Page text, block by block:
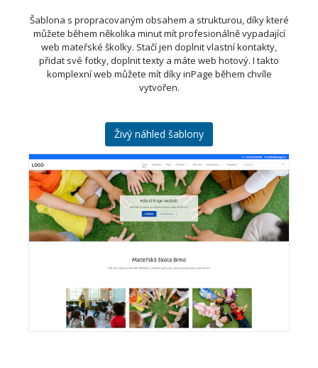
Šablona s propracovaným obsahem a strukturou, díky které
můžete během několika minut mít profesionálně vypadající
web mateřské školky. Stačí jen doplnit vlastní kontakty,
přidat své fotky, doplnit texty a máte web hotový. I takto
komplexní web můžete mít díky inPage během chvíle
vytvořen.
Živý náhled šablony